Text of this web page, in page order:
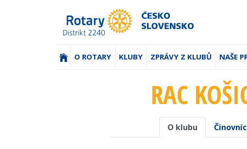
(AKTUÁLNÍ)
O ROTARY KLUBY ZPRÁVY Z KLUBŮ NAŠE
RAC
O klubu